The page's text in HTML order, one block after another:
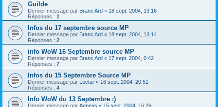
Guilde
Dernier message par Branc Ard « 18 sept. 2004, 13:16
Réponses : 2
Infos du 17 septembre source MP
Dernier message par Branc Ard « 18 sept. 2004, 13:14
Réponses : 2
info WoW 16 Septembre source MP
Dernier message par Branc Ard « 17 sept. 2004, 0:42
Réponses : 7
Infos du 15 Septembre Source MP
Dernier message par Loctar « 16 sept. 2004, 20:51
Réponses : 4
Info WoW du 13 Septembre :)
Dernier message par Aeneas « 15 sept. 2004, 16:26